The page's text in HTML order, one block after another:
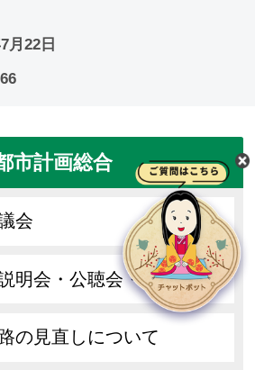
月22日
市計画総合
会
明会・公聴会・縦覧
の見直しについて